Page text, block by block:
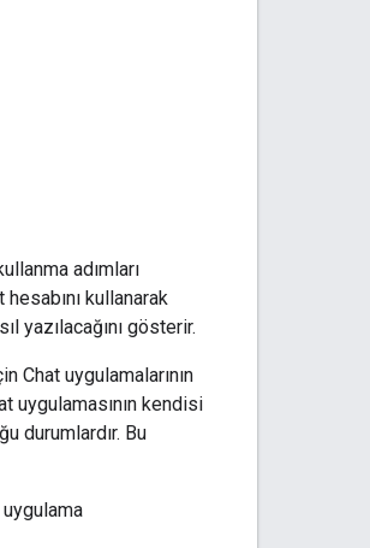
adımları
hesabını kullanarak
yazılacağını gösterir.
Chat uygulamalarının
uygulamasının kendisi
durumlardır. Bu